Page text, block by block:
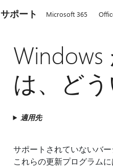
サポート Microsoft 365
は、どう
適用先
サポートされていないバ
これらの更新プログラム